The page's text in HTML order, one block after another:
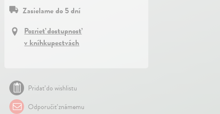
Zasielame do 5 dní
Pozrieť dostupnosť
v kníhkupectvách
Pridať do wishlistu
Odporučiť známemu